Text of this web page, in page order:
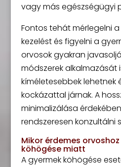
vagy más egészségügyi
Fontos tehát mérlegelni
kezelést és figyelni a
orvosok gyakran
módszerek alkalmazását
kíméletesebbek lehetnek
kockázattal járnak. A
minimalizálása
rendszeresen konzultálni
Mikor érdemes
köhögése miatt
A gyermek köhögése